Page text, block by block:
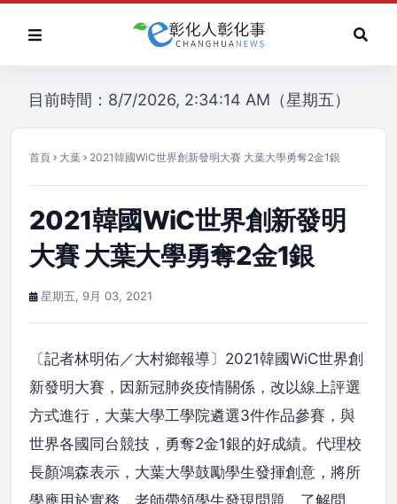
目前時間：8/7/2026, 2:34:14 AM（星期五）
首頁 大葉 2021韓國WiC世界創新發明大賽 大葉大學勇奪2金1銀
2021韓國WiC世界創新發明
大賽 大葉大學勇奪2金1銀
星期五, 9月 03, 2021
〔記者林明佑／大村鄉報導〕2021韓國WiC世界創
新發明大賽，因新冠肺炎疫情關係，改以線上評選
方式進行，大葉大學工學院遴選3件作品參賽，與
世界各國同台競技，勇奪2金1銀的好成績。代理校
長顏鴻森表示，大葉大學鼓勵學生發揮創意，將所
學應用於實務，老師帶領學生發現問題、了解問